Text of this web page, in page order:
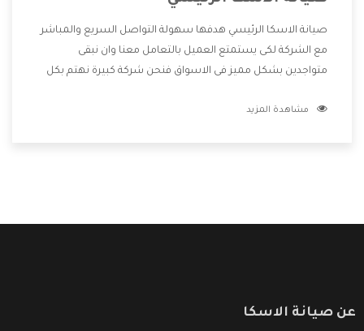
صيانة الاسكا الرئيسي هدفها سهولة التواصل السريع والمباشر
مع الشركة لكى يستمتع العميل بالتعامل معنا وان نبقى
متواجدين بشكل مميز فى الاسواق فنحن شركة كبيرة نهتم بكل
الشركة بها والتى تكون منها خدمة الصيانة التى تكون من أهم
مشاهدة المزيد
عن صيانة الاسكا